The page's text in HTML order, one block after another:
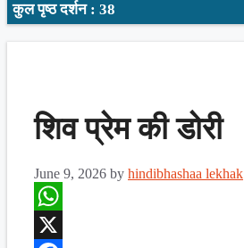
कुल पृष्ठ दर्शन : 38
शिव प्रेम की डोरी
June 9, 2026 by hindibhashaa lekhak
WhatsApp